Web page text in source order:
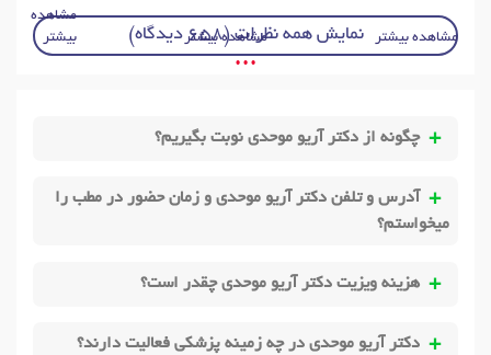
مشاهده بیشتر مشاهده بیشتر
مشاهده
بیشتر
نمایش همه نظرات (658 دیدگاه)
• • •
چگونه از دکتر آریو موحدی نوبت بگیریم؟
آدرس و تلفن دکتر آریو موحدی و زمان حضور در مطب را
میخواستم؟
هزینه ویزیت دکتر آریو موحدی چقدر است؟
دکتر آریو موحدی در چه زمینه پزشکی فعالیت دارند؟